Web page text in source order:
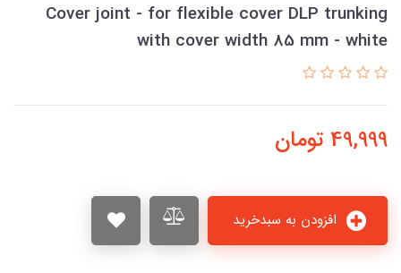
Cover joint - for flexible cover DLP trunking
with cover width 85 mm - white
49,999 تومان